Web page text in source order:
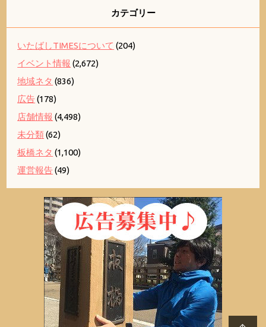
カテゴリー
いたばしTIMESについて (204)
イベント情報 (2,672)
地域ネタ (836)
広告(178)
店舗情報 (4,498)
未分類(62)
板橋ネタ (1,100)
運営報告(49)